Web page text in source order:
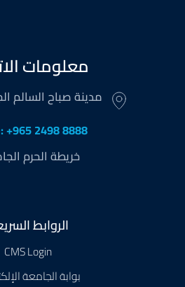
معلومات
مدينة صباح السالم
+965 2498 8888
خريطة الحرم
الروابط
CMS Login
بوابة الجامعة